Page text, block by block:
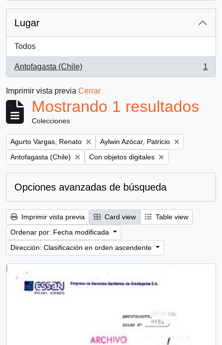
Lugar
Todos
Antofagasta (Chile)
, 1 resultados
1
Imprimir vista previa Cerrar
Mostrando 1 resultados
Colecciones
Remove filter:
Agurto Vargas, Renato Remove filter:
Aylwin Azócar, Patricio
Remove filter:
Antofagasta (Chile) Remove filter:
Con objetos digitales
Opciones avanzadas de búsqueda
Imprimir vista previa Card view
Table view
Ordenar por: Fecha modificada
Dirección: Clasificación en orden ascendente